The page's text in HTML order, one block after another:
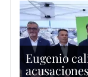
Eugenio